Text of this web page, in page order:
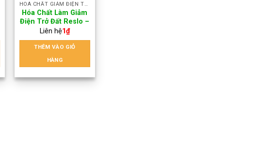
HOÁ CHẤT GIẢM ĐIỆN TRỞ ĐẤT
Hóa Chất Làm Giảm
Điện Trở Đất Reslo –
LPI
Liên hệ1₫
THÊM VÀO GIỎ
HÀNG